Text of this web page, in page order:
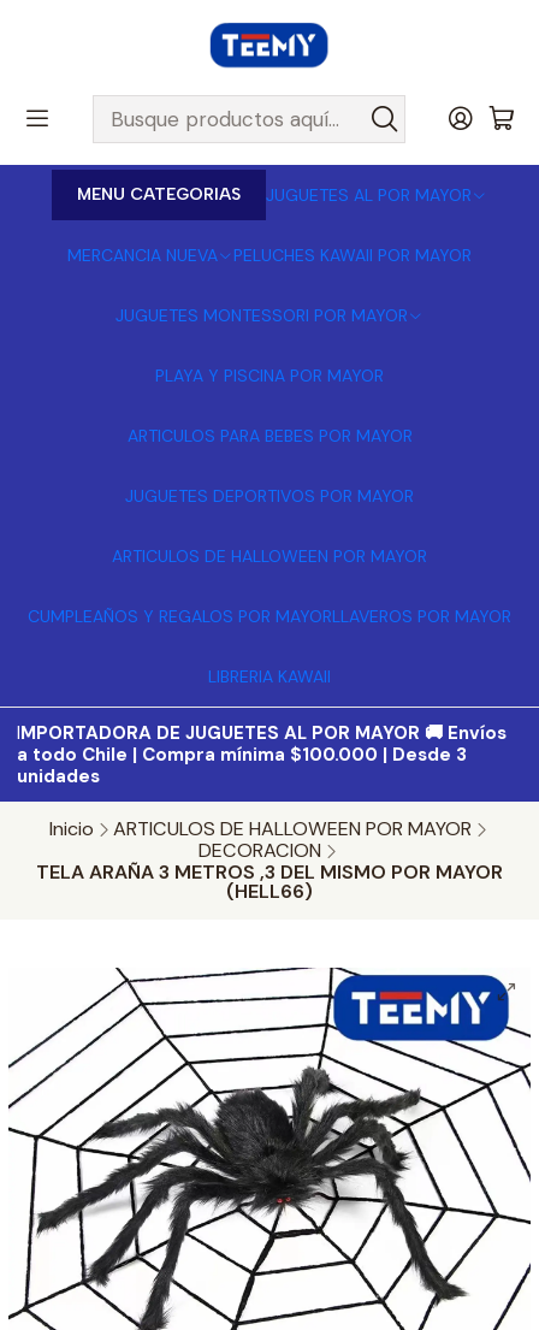
MENU CATEGORIAS JUGUETES AL POR MAYOR
MERCANCIA NUEVA PELUCHES KAWAII POR MAYOR
JUGUETES MONTESSORI POR MAYOR
PLAYA Y PISCINA POR MAYOR
ARTICULOS PARA BEBES POR MAYOR
JUGUETES DEPORTIVOS POR MAYOR
ARTICULOS DE HALLOWEEN POR MAYOR
CUMPLEAÑOS Y REGALOS POR MAYORLLAVEROS POR MAYOR
LIBRERIA KAWAII
IMPORTADORA DE JUGUETES AL POR MAYOR 🚚 Envíos
a todo Chile | Compra mínima $100.000 | Desde 3
unidades
Inicio
ARTICULOS DE HALLOWEEN POR MAYOR
DECORACION
TELA ARAÑA 3 METROS ,3 DEL MISMO POR MAYOR
(HELL66)